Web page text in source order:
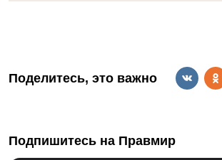
Поделитесь, это важно
Подпишитесь на Правмир